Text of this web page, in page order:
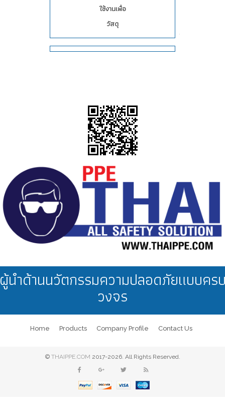
ใช้งานเพื่อ
วัสดุ
นำด้านนวัตกรรมความปลอดภัยแบบคร
วงจร
Home Products Company Profile Contact Us
© THAIPPE.COM 2017-2026. All Rights Reserved.